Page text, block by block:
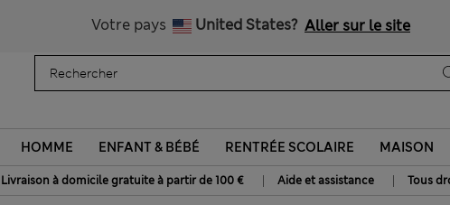
Votre pays United States? Aller sur le site
HOMME ENFANT & BÉBÉ RENTRÉE SCOLAIRE MAISON
Livraison à domicile gratuite à partir de 100 € | Aide et assistance | Tous